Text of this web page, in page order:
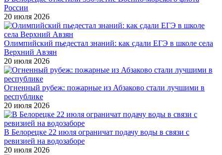
России
20 июля 2026
Олимпийский пьедестал знаний: как сдали ЕГЭ в школе села
Верхний Авзян
20 июля 2026
Огненный рубеж: пожарные из Абзаково стали лучшими в
республике
20 июля 2026
В Белорецке 22 июля ограничат подачу воды в связи с
ревизией на водозаборе
20 июля 2026